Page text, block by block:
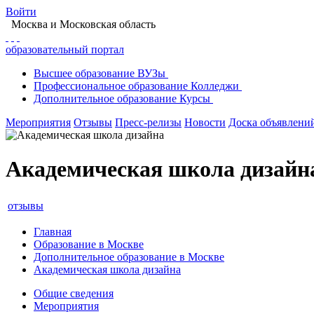
Войти
Москва и Московская область
образовательный портал
Высшее образование ВУЗы
Профессиональное образование Колледжи
Дополнительное образование Курсы
Мероприятия Отзывы Пресс-релизы Новости Доска
Академическая школа
отзывы
Главная
Образование в Москве
Дополнительное образование в Москве
Академическая школа дизайна
Общие сведения
Мероприятия